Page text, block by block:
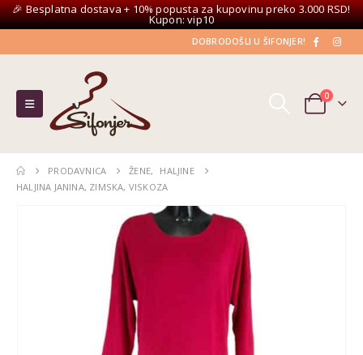
🎉 Besplatna dostava + 10% popusta za kupovinu preko 3.000 RSD!
Kupon: vip10
DOBRODOŠLI U ŠIFONJER!
0
PRODAVNICA ŽENE,
HALJINE
HALJINA JANINA, ZIMSKA, VISKOZA